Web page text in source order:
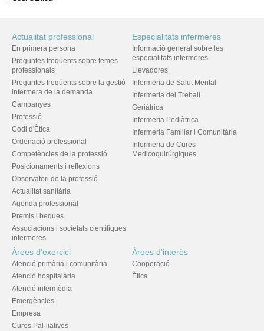
Actualitat professional
En primera persona
Preguntes freqüents sobre temes
professionals
Preguntes freqüents sobre la gestió
infermera de la demanda
Campanyes
Professió
Codi d'Ètica
Ordenació professional
Competències de la professió
Posicionaments i reflexions
Observatori de la professió
Actualitat sanitària
Agenda professional
Premis i beques
Associacions i societats científiques
infermeres
Especialitats infermeres
Informació general sobre les
especialitats infermeres
Llevadores
Infermeria de Salut Mental
Infermeria del Treball
Geriàtrica
Infermeria Pediàtrica
Infermeria Familiar i Comunitària
Infermeria de Cures
Medicoquirúrgiques
Àrees d'exercici
Atenció primària i comunitària
Atenció hospitalària
Atenció intermèdia
Emergències
Empresa
Cures Pal·liatives
Àrees d'interès
Cooperació
Ètica